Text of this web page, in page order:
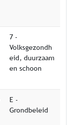
7 -
Volksgezondh
eid, duurzaam
en schoon
E -
Grondbeleid